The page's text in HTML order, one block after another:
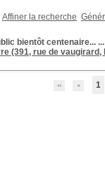
Affiner la recherche
bientôt centenaire...
(391, rue de vaugirard,
1